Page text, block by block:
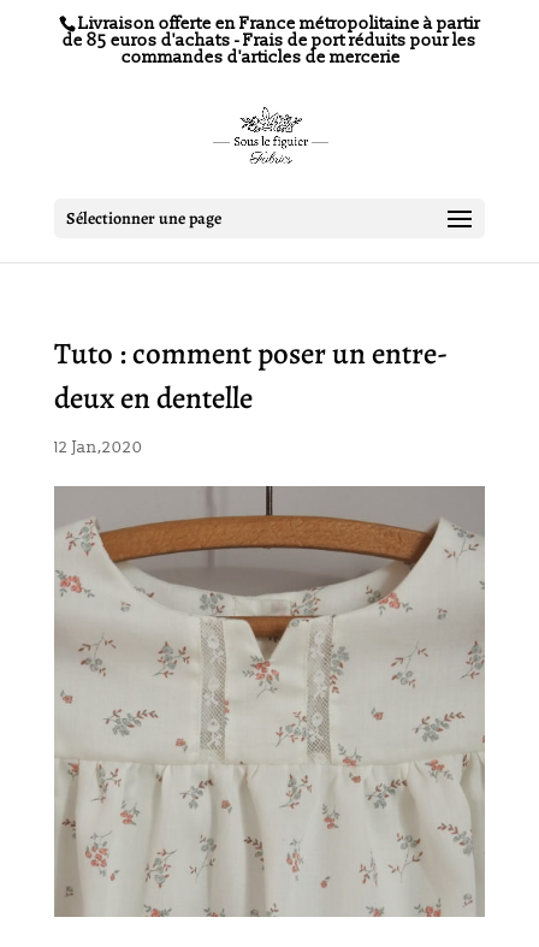
Livraison offerte en France métropolitaine à partir
de 85 euros d'achats - Frais de port réduits pour les
commandes d'articles de mercerie
Sélectionner une page
Tuto : comment poser un entre-
deux en dentelle
12 Jan,2020